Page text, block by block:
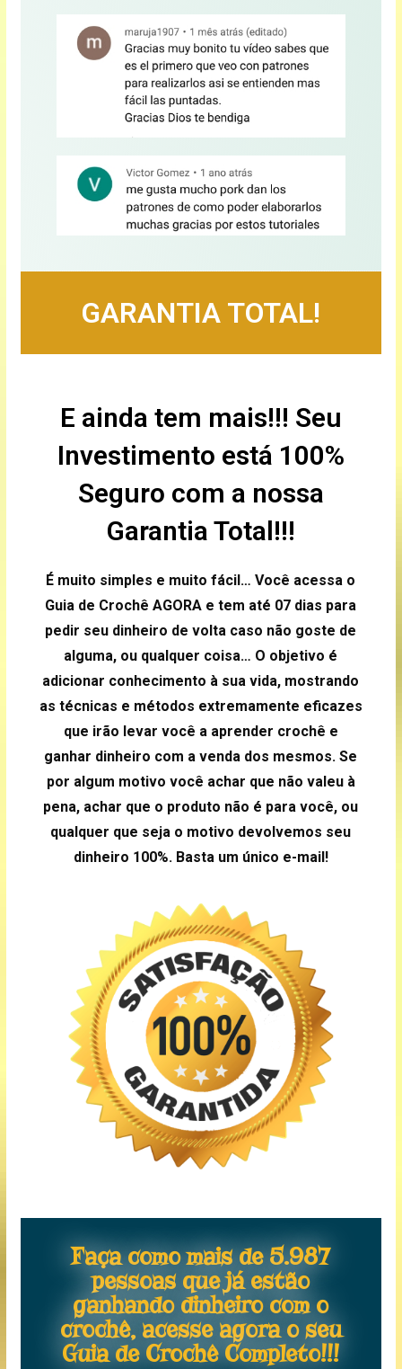
GARANTIA TOTAL!
E ainda tem mais!!! Seu
Investimento está 100%
Seguro com a nossa
Garantia Total!!!
É muito simples e muito fácil… Você acessa o
Guia de Crochê AGORA e tem até 07 dias para
pedir seu dinheiro de volta caso não goste de
alguma, ou qualquer coisa… O objetivo é
adicionar conhecimento à sua vida, mostrando
as técnicas e métodos extremamente eficazes
que irão levar você a aprender crochê e
ganhar dinheiro com a venda dos mesmos. Se
por algum motivo você achar que não valeu à
pena, achar que o produto não é para você, ou
qualquer que seja o motivo devolvemos seu
dinheiro 100%. Basta um único e-mail!
Faça como mais de 5.987
pessoas que já estão
ganhando dinheiro com o
crochê, acesse agora o seu
Guia de Crochê Completo!!!